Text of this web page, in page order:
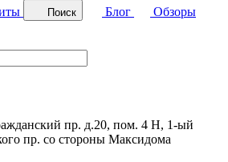
Поиск Блог
Обзоры
пр. д.20, пом. 4 Н, 1-ый
пр. со стороны Максидома